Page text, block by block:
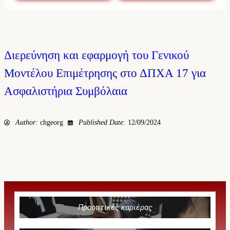
Διερεύνηση και εφαρμογή του Γενικού
Μοντέλου Επιμέτρησης στο ΔΠΧΑ 17 για
Ασφαλιστήρια Συμβόλαια
Author: chgeorg Published Date: 12/09/2024
Προοπτικές καριέρας